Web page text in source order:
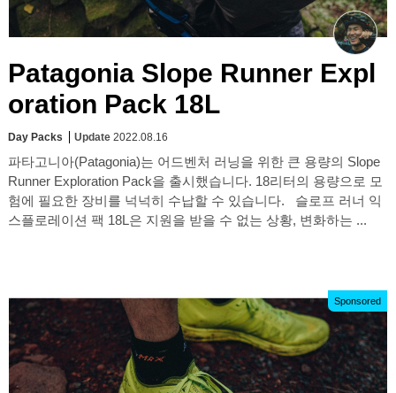
Patagonia Slope Runner Expl
oration Pack 18L
Day Packs Update 2022.08.16
파타고니아(Patagonia)는 어드벤처 러닝을 위한 큰 용량의 Slope
Runner Exploration Pack을 출시했습니다. 18리터의 용량으로 모
험에 필요한 장비를 넉넉히 수납할 수 있습니다. 슬로프 러너 익
스플로레이션 팩 18L은 지원을 받을 수 없는 상황, 변화하는 ...
Sponsored